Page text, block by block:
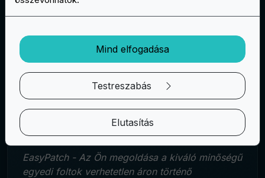
Köszönjük, hogy az EasyPatch-et választotta
egyedi tapaszok szállítójának. Ha bármilyen
kérdése van, vagy szeretné igénybe venni a
legjobb árgaranciát, kérjük, forduljon hozzánk
Önnek a legjobb ár-érték arányban hozzájutni
egyedi foltjaihoz.
EasyPatch - Az Ön megoldása a kiváló minőségű
egyedi foltok verhetetlen áron történő
Mind elfogadása
Testreszabás
Elutasítás